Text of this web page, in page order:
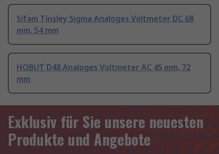
Sifam Tinsley Sigma Analoges Voltmeter DC 68
mm, 54 mm
HOBUT D48 Analoges Voltmeter AC 45 mm, 72
mm
Exklusiv für Sie unsere neuesten
Produkte und Angebote